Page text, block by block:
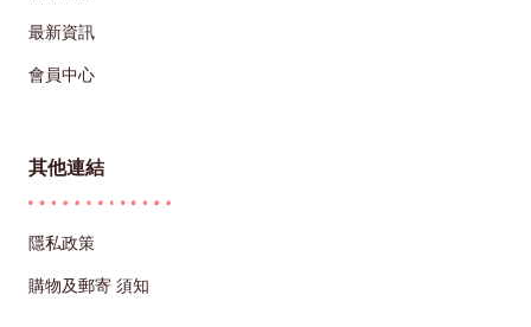
最新資訊
會員中心
其他連結
隱私政策
購物及郵寄 須知